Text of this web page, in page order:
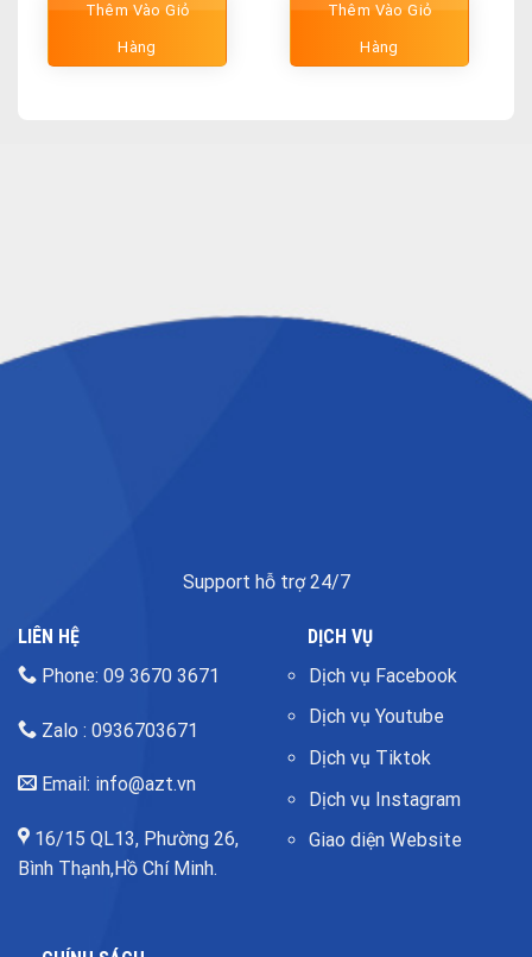
Thêm Vào Giỏ
Hàng
Thêm Vào Giỏ
Hàng
Support hỗ trợ 24/7
LIÊN HỆ
Phone: 09 3670 3671
Zalo : 0936703671
Email: info@azt.vn
16/15 QL13, Phường 26,
Bình Thạnh,Hồ Chí Minh.
DỊCH VỤ
Dịch vụ Facebook
Dịch vụ Youtube
Dịch vụ Tiktok
Dịch vụ Instagram
Giao diện Website